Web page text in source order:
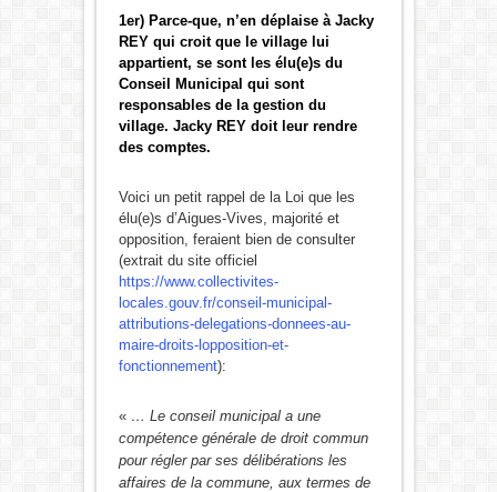
1er) Parce-que, n’en déplaise à Jacky
REY qui croit que le village lui
appartient, se sont les élu(e)s du
Conseil Municipal qui sont
responsables de la gestion du
village. Jacky REY doit leur rendre
des comptes.
Voici un petit rappel de la Loi que les
élu(e)s d’Aigues-Vives, majorité et
opposition, feraient bien de consulter
(extrait du site officiel
https://www.collectivites-
locales.gouv.fr/conseil-municipal-
attributions-delegations-donnees-au-
maire-droits-lopposition-et-
fonctionnement):
« … Le conseil municipal a une
compétence générale de droit commun
pour régler par ses délibérations les
affaires de la commune, aux termes de